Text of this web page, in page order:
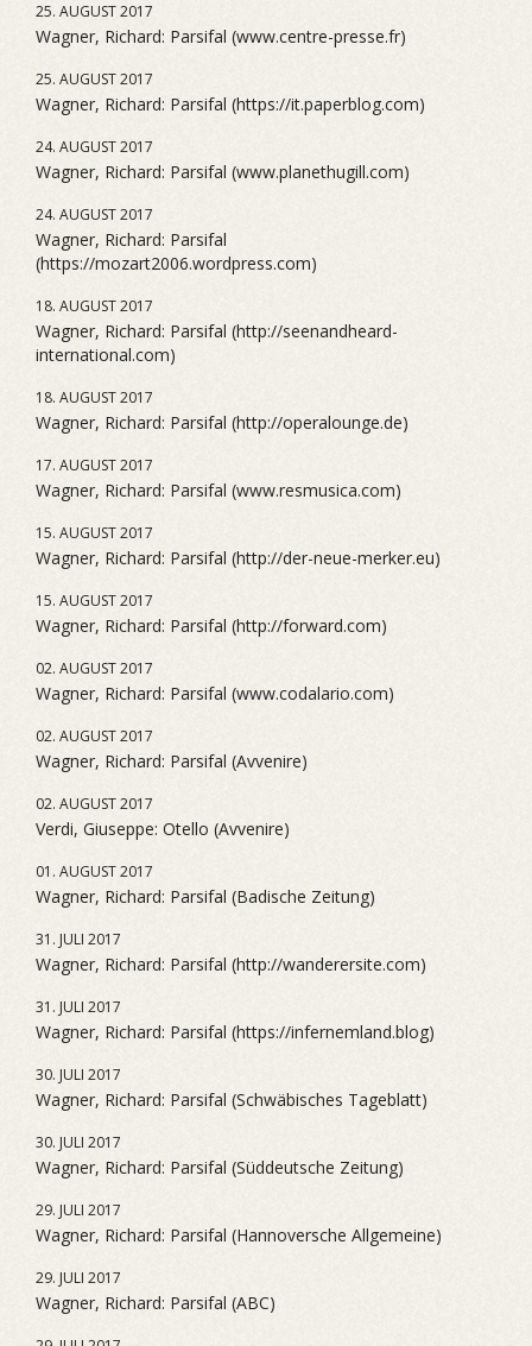
25. AUGUST 2017
Wagner, Richard: Parsifal (www.centre-presse.fr)
25. AUGUST 2017
Wagner, Richard: Parsifal (https://it.paperblog.com)
24. AUGUST 2017
Wagner, Richard: Parsifal (www.planethugill.com)
24. AUGUST 2017
Wagner, Richard: Parsifal
(https://mozart2006.wordpress.com)
18. AUGUST 2017
Wagner, Richard: Parsifal (http://seenandheard-
international.com)
18. AUGUST 2017
Wagner, Richard: Parsifal (http://operalounge.de)
17. AUGUST 2017
Wagner, Richard: Parsifal (www.resmusica.com)
15. AUGUST 2017
Wagner, Richard: Parsifal (http://der-neue-merker.eu)
15. AUGUST 2017
Wagner, Richard: Parsifal (http://forward.com)
02. AUGUST 2017
Wagner, Richard: Parsifal (www.codalario.com)
02. AUGUST 2017
Wagner, Richard: Parsifal (Avvenire)
02. AUGUST 2017
Verdi, Giuseppe: Otello (Avvenire)
01. AUGUST 2017
Wagner, Richard: Parsifal (Badische Zeitung)
31. JULI 2017
Wagner, Richard: Parsifal (http://wanderersite.com)
31. JULI 2017
Wagner, Richard: Parsifal (https://infernemland.blog)
30. JULI 2017
Wagner, Richard: Parsifal (Schwäbisches Tageblatt)
30. JULI 2017
Wagner, Richard: Parsifal (Süddeutsche Zeitung)
29. JULI 2017
Wagner, Richard: Parsifal (Hannoversche Allgemeine)
29. JULI 2017
Wagner, Richard: Parsifal (ABC)